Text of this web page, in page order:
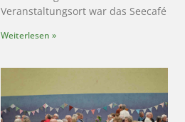
Veranstaltungsort war das Seecafé
Weiterlesen »